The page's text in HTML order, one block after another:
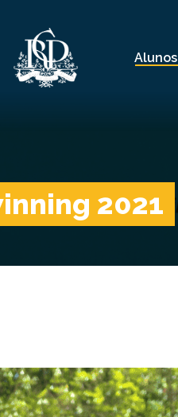
Alunos
2021